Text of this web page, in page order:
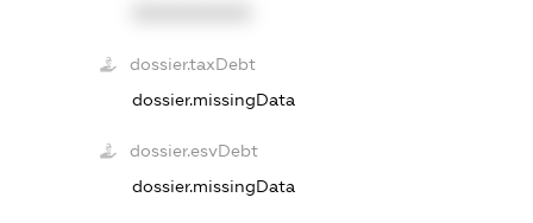
dossier.taxDebt
dossier.missingData
dossier.esvDebt
dossier.missingData